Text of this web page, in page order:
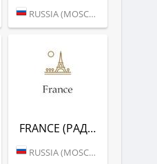
RUSSIA (MOSCOW)
FRANCE (РАДИО МОНТЕ-КАРЛО)
RUSSIA (MOSCOW)